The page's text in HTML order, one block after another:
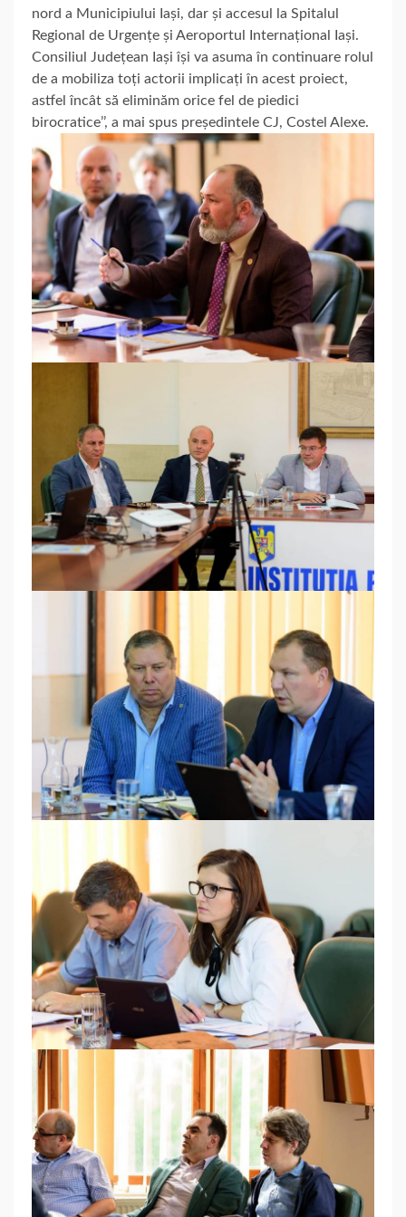
nord a Municipiului Iași, dar și accesul la Spitalul
Regional de Urgențe și Aeroportul Internațional Iași.
Consiliul Județean Iași își va asuma în continuare rolul
de a mobiliza toți actorii implicați în acest proiect,
astfel încât să eliminăm orice fel de piedici
birocratice’’, a mai spus președintele CJ, Costel Alexe.